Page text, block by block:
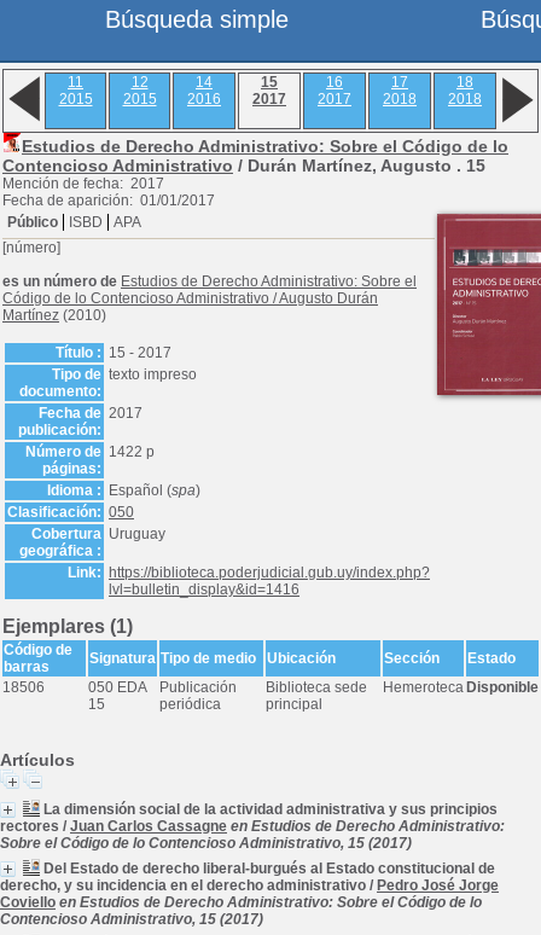
11
2015
12
2015
14
2016
15
2017
16
2017
17
2018
18
2018
Estudios de Derecho Administrativo: Sobre el Código de lo
Contencioso Administrativo / Durán Martínez, Augusto . 15
Mención de fecha: 2017
Fecha de aparición: 01/01/2017
Público
ISBD
APA
[número]
es un número de Estudios de Derecho Administrativo: Sobre el
Código de lo Contencioso Administrativo /Augusto Durán
Martínez (2010)
Título : 15 - 2017
Tipo de
documento:
texto impreso
Fecha de
publicación:
2017
Número de
páginas:
1422 p
Idioma : Español (spa)
Clasificación: 050
Cobertura
geográfica :
Uruguay
Link:
https://biblioteca.poderjudicial.gub.uy/index.php?
lvl=bulletin_display&id=1416
Ejemplares (1)
Código de
barras
Signatura Tipo de medio Ubicación Sección
Estado
18506
050 EDA
15
Publicación
periódica
Biblioteca sede
principal
Hemeroteca Disponible
Artículos
La dimensión social de la actividad administrativa y sus principios
rectores / Juan Carlos Cassagne en Estudios de Derecho Administrativo:
Sobre el Código de lo Contencioso Administrativo, 15 (2017)
Del Estado de derecho liberal-burgués al Estado constitucional de
derecho, y su incidencia en el derecho administrativo / Pedro José Jorge
Coviello en Estudios de Derecho Administrativo: Sobre el Código de lo
Contencioso Administrativo, 15 (2017)
Búsqueda simple